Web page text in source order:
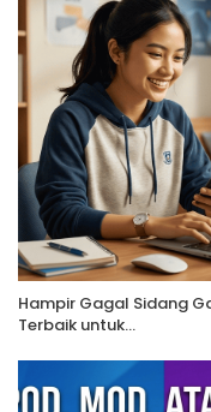
Hampir Gagal Sidang
Terbaik untuk…